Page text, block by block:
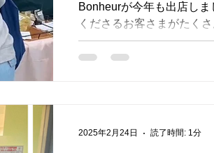
Bonheurが今年も出店し
くださるお客さまがたく
うございました。 ビーガ
るでお肉！なチキンサン
2025年2月24日 読了時間: 1分